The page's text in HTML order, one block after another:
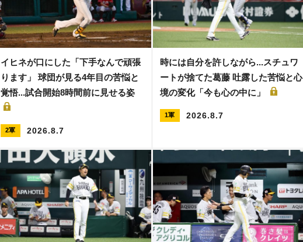
イヒネが口にした「下手なんで頑張
ります」 球団が見る4年目の苦悩と
覚悟...試合開始8時間前に見せる姿
2軍 2026.8.7
時には自分を許しながら...スチュワ
ートが捨てた葛藤 吐露した苦悩と心
境の変化「今も心の中に」
1軍 2026.8.7